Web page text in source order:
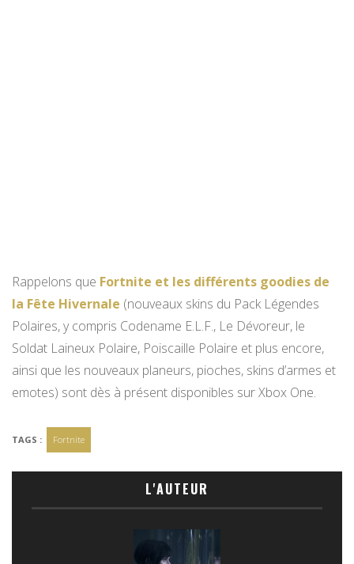
Rappelons que Fortnite et les différents goodies de
la Fête Hivernale (nouveaux skins du Pack Légendes
Polaires, y compris Codename E.L.F., Le Dévoreur, le
Soldat Laineux Polaire, Poiscaille Polaire et plus encore,
ainsi que les nouveaux planeurs, pioches, skins d’armes et
emotes) sont dès à présent disponibles sur Xbox One.
TAGS : Fortnite
L'AUTEUR